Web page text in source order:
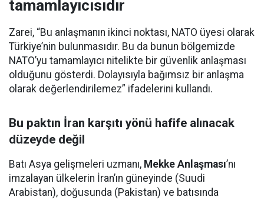
tamamlayıcısıdır
Zarei, “Bu anlaşmanın ikinci noktası, NATO üyesi olarak
Türkiye’nin bulunmasıdır. Bu da bunun bölgemizde
NATO’yu tamamlayıcı nitelikte bir güvenlik anlaşması
olduğunu gösterdi. Dolayısıyla bağımsız bir anlaşma
olarak değerlendirilemez” ifadelerini kullandı.
Bu paktın İran karşıtı yönü hafife alınacak
düzeyde değil
Batı Asya gelişmeleri uzmanı, Mekke Anlaşması’nı
imzalayan ülkelerin İran’ın güneyinde (Suudi
Arabistan), doğusunda (Pakistan) ve batısında